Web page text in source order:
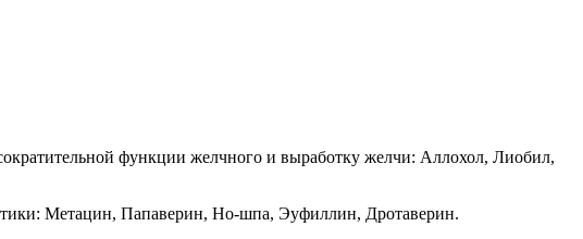
функции желчного и выработку желчи: Аллохол, Лиобил,
Метацин, Папаверин, Но-шпа, Эуфиллин, Дротаверин.